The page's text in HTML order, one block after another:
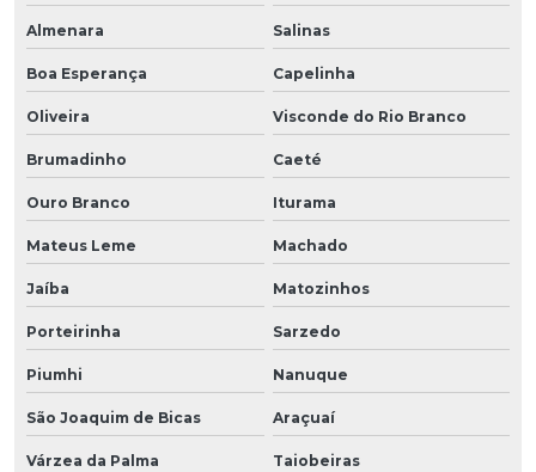
Almenara Salinas
Boa Esperança Capelinha
Oliveira Visconde do Rio Branco
Brumadinho Caeté
Ouro Branco Iturama
Mateus Leme Machado
Jaíba Matozinhos
Porteirinha Sarzedo
Piumhi Nanuque
São Joaquim de Bicas Araçuaí
Várzea da Palma Taiobeiras